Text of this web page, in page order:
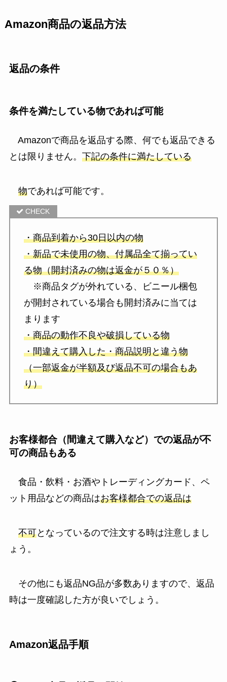
Amazon商品の返品方法
返品の条件
条件を満たしている物であれば可能
Amazonで商品を返品する際、 何でも返品できる
とは限りません。 下記の条件に満たしている
物であれば可能です。
・商品到着から30日以内の物
・新品で未使用の物、付属品全て揃ってい
る物（開封済みの物は返金が５０％）
※商品タグが外れている、ビニール梱包
が開封されている場合も開封済みに当ては
まります
・商品の動作不良や破損している物
・間違えて購入した・商品説明と違う物
（一部返金が半額及び返品不可の場合もあ
り）
お客様都合（間違えて購入など）での返品が不
可の商品もある
食品・飲料・お酒やトレーディングカード、ペ
ット用品などの商品はお客様都合での返品は
不可となっているので注文する時は注意しまし
ょう。
その他にも返品NG品が多数ありますので、返品
時は一度確認した方が良いでしょう。
Amazon返品手順